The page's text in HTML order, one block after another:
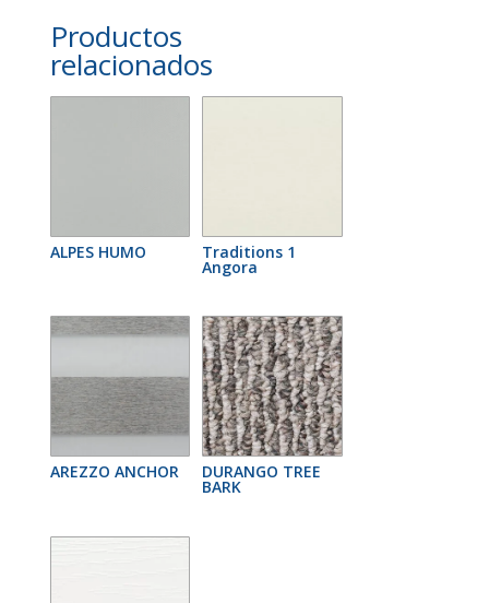
Productos
relacionados
ALPES HUMO Traditions 1
Angora
AREZZO ANCHOR DURANGO TREE
BARK